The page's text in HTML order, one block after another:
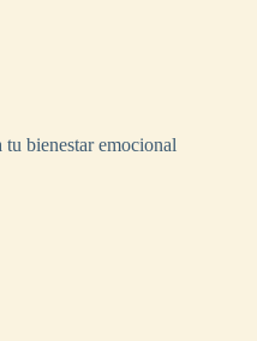
bienestar emocional